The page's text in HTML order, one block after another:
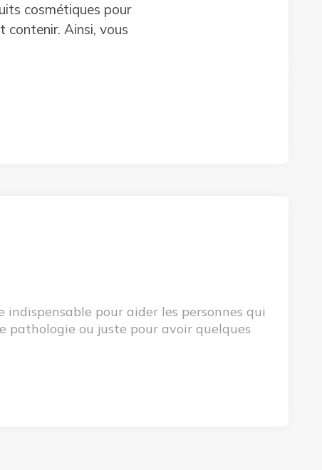
cosmétiques pour
contenir. Ainsi, vous
pour aider les personnes qui
ou juste pour avoir quelques